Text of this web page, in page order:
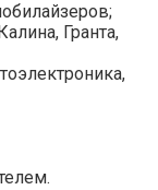
Гранта,